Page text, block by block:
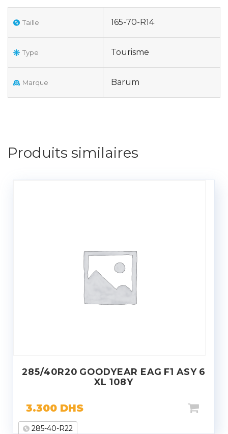
Taille 165-70-R14
Type Tourisme
Marque Barum
Produits similaires
285/40R20 GOODYEAR EAG F1 ASY 6
XL 108Y
3.300 DHS
285-40-R22